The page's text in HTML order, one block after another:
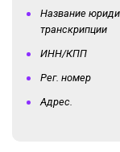
Название
транскрипции
ИНН/КПП
Рег. номер
Адрес.